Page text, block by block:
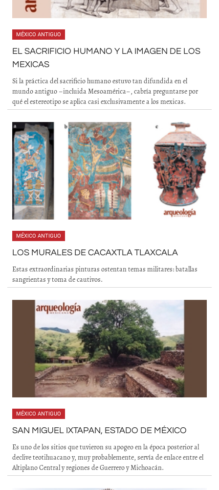
MÉXICO ANTIGUO
EL SACRIFICIO HUMANO Y LA IMAGEN DE LOS
MEXICAS
Si la práctica del sacrificio humano estuvo tan difundida en el
mundo antiguo –incluida Mesoamérica–, cabría preguntarse por
qué el estereotipo se aplica casi exclusivamente a los mexicas.
MÉXICO ANTIGUO
LOS MURALES DE CACAXTLA TLAXCALA
Estas extraordinarias pinturas ostentan temas militares: batallas
sangrientas y toma de cautivos.
MÉXICO ANTIGUO
SAN MIGUEL IXTAPAN, ESTADO DE MÉXICO
Es uno de los sitios que tuvieron su apogeo en la época posterior al
declive teotihuacano y, muy probablemente, servía de enlace entre el
Altiplano Central y regiones de Guerrero y Michoacán.